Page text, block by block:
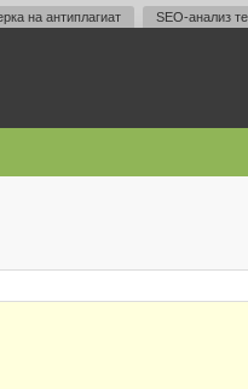
на антиплагиат SEO-анализ